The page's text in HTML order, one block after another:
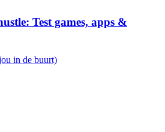
Test games, apps &
in de buurt)